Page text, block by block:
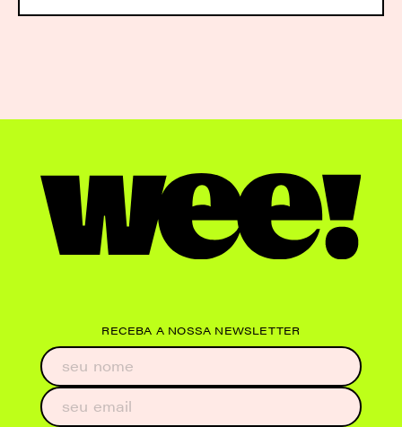
RECEBA A NOSSA NEWSLETTER